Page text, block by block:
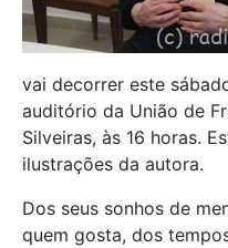
vai decorrer este
auditório da União de
Silveiras, às 16 horas.
ilustrações da autora.
Dos seus sonhos de
quem gosta, dos